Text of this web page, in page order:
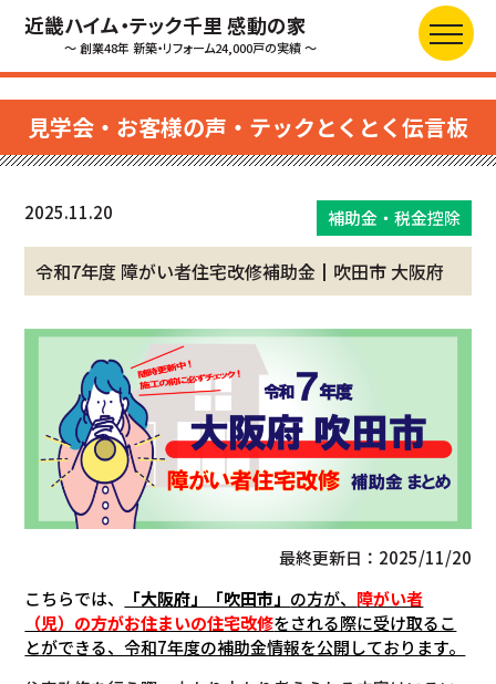
近畿ハイム・テック千里 感動の家
～ 創業48年 新築・リフォーム24,000戸の実績 ～
見学会・お客様の声・テックとくとく伝言板
2025.11.20 補助金・税金控除
令和7年度 障がい者住宅改修補助金┃吹田市 大阪府
最終更新日：2025/11/20
こちらでは、
「大阪府」「吹田市」 の方が、 障がい者
（児）の方がお住まいの住宅改修をされる際に受け取るこ
とができる、令和7年度の補助金情報を公開しております。